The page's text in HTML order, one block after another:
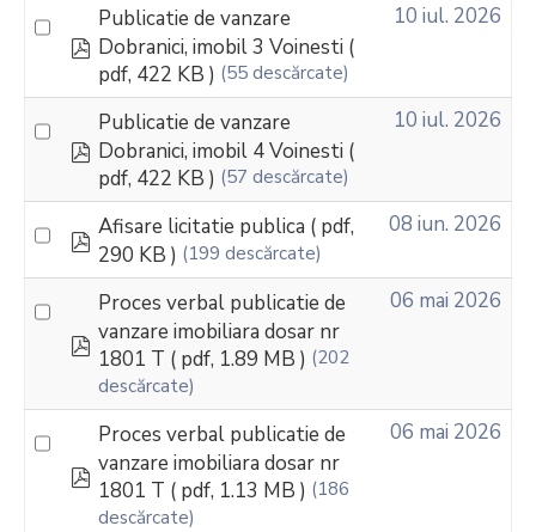
pdf
Publicatie de vanzare
Dobranici, imobil 3 Voinesti (
pdf, 422 KB ) (55 descărcate)
10 iul. 2026
pdf
Publicatie de vanzare
Dobranici, imobil 4 Voinesti (
pdf, 422 KB ) (57 descărcate)
10 iul. 2026
pdf
Afisare licitatie publica ( pdf,
290 KB ) (199 descărcate)
08 iun. 2026
pdf
Proces verbal publicatie de
vanzare imobiliara dosar nr
1801 T ( pdf, 1.89 MB ) (202
descărcate)
06 mai 2026
pdf
Proces verbal publicatie de
vanzare imobiliara dosar nr
1801 T ( pdf, 1.13 MB ) (186
descărcate)
06 mai 2026